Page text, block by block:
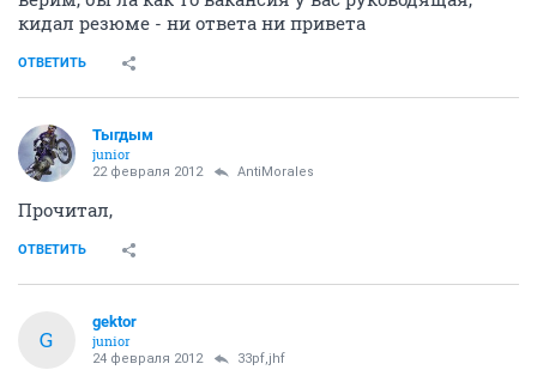
кидал резюме - ни ответа ни привета
ОТВЕТИТЬ
Тыгдым
junior
22 февраля 2012 AntiMorales
Прочитал,
ОТВЕТИТЬ
G
gektor
junior
24 февраля 2012 33pf,jhf